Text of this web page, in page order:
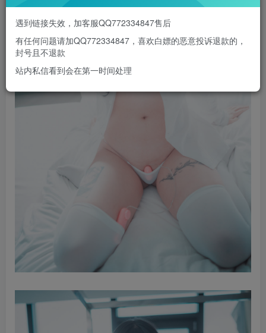
遇到链接失效，加客服QQ772334847售后
有任何问题请加QQ772334847，喜欢白嫖的恶意投诉退款的，
封号且不退款
站内私信看到会在第一时间处理